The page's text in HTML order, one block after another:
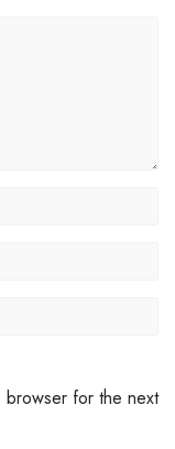
browser for the next